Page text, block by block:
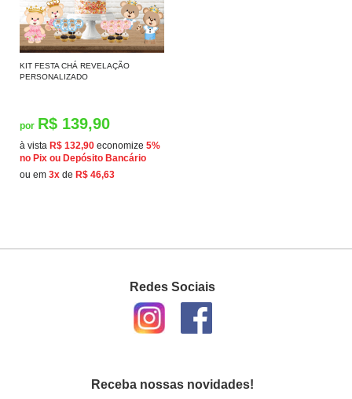
KIT FESTA CHÁ REVELAÇÃO
PERSONALIZADO
por R$ 139,90
à vista R$ 132,90 economize 5%
no Pix ou Depósito Bancário
ou em 3x de R$ 46,63
Redes Sociais
Receba nossas novidades!